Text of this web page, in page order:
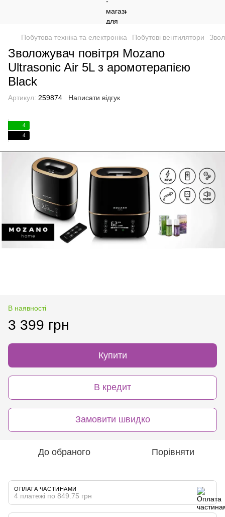
Побутова техніка та електроніка Побутові вентилятори
Зволожувач повітря Mozano
Ultrasonic Air 5L з аромотерапією
Black
Артикул: 259874 Написати відгук
4
4
В наявності
3 399 грн
Купити
В кредит
Замовити швидко
До обраного Порівняти
ОПЛАТА ЧАСТИНАМИ
4 платежі по 849.75 грн